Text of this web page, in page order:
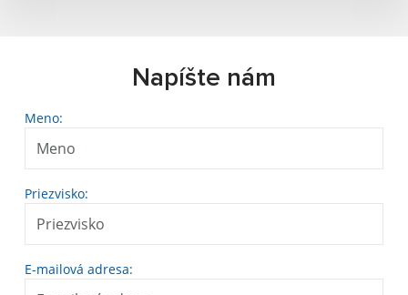
Napíšte nám
Meno:
Priezvisko:
E-mailová adresa: